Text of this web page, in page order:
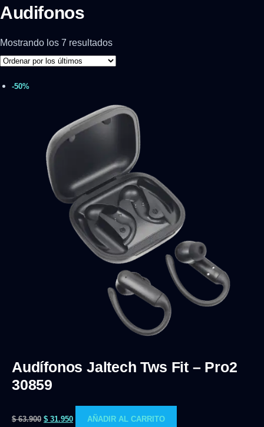
Audifonos
Mostrando los 7 resultados
-50%
Audífonos Jaltech Tws Fit – Pro2
30859
$63.900 $ 31.950 AÑADIR AL CARRITO